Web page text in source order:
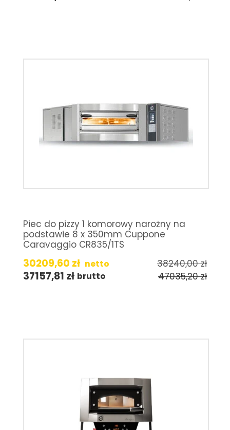
Piec do pizzy 1 komorowy narożny na
podstawie 8 x 350mm Cuppone
Caravaggio CR835/1TS
30209,60 zł netto 38240,00zł
37157,81 zł brutto 47035,20zł